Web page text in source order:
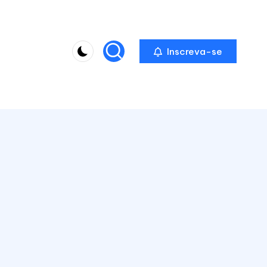
Inscreva-se